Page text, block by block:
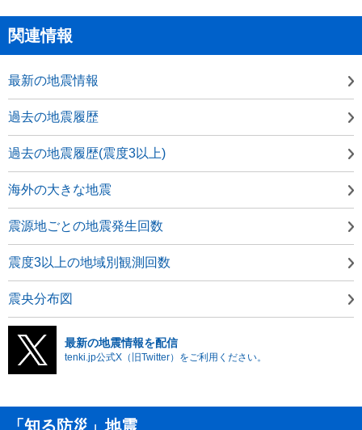
関連情報
最新の地震情報
過去の地震履歴
過去の地震履歴(震度3以上)
海外の大きな地震
震源地ごとの地震発生回数
震度3以上の地域別観測回数
震央分布図
最新の地震情報を配信
tenki.jp公式X（旧Twitter）をご利用ください。
「知る防災」地震